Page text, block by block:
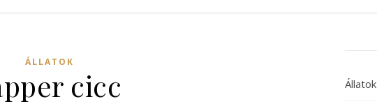
ÁLLATOK
cicc Állatok